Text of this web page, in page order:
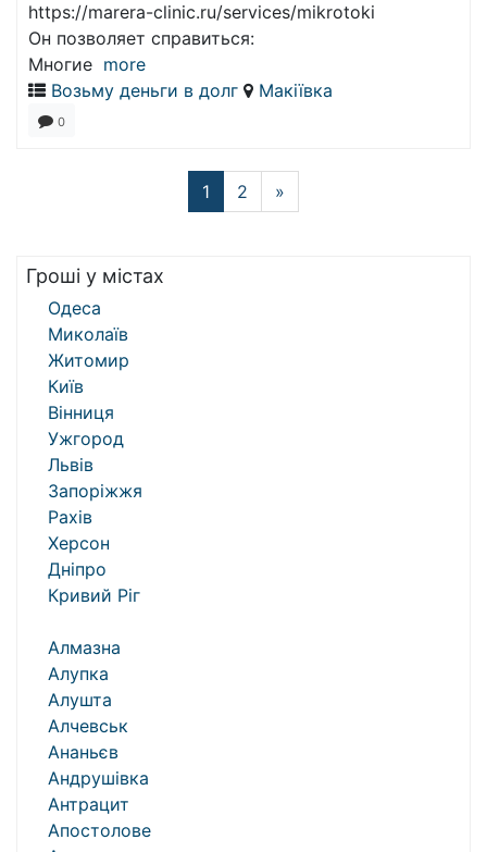
https://marera-clinic.ru/services/mikrotoki
Он позволяет справиться:
Многие more
Возьму деньги в долг
Макіївка
0
1 2 »
Гроші у містах
Одеса
Миколаїв
Житомир
Київ
Вінниця
Ужгород
Львів
Запоріжжя
Рахів
Херсон
Дніпро
Кривий Ріг
Алмазна
Алупка
Алушта
Алчевськ
Ананьєв
Андрушівка
Антрацит
Апостолове